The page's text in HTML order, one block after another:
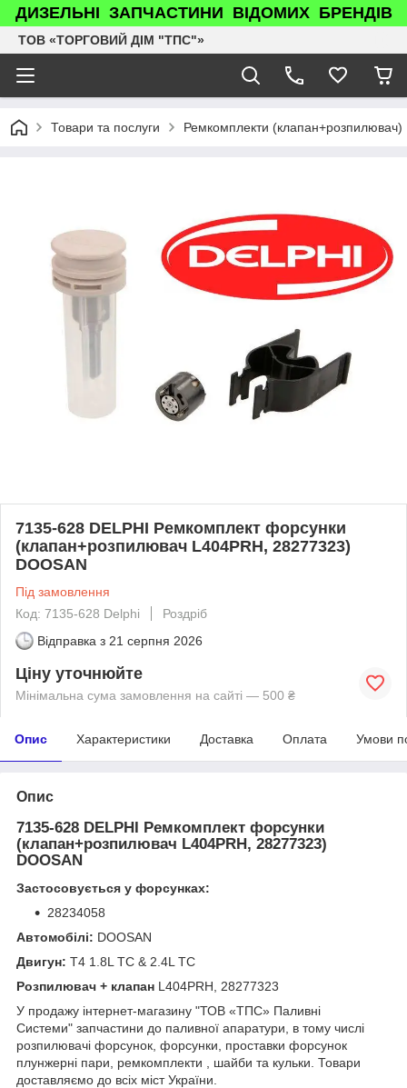
ДИЗЕЛЬНІ ЗАПЧАСТИНИ ВІДОМИХ БРЕНДІВ
ТОВ «ТОРГОВИЙ ДІМ "ТПС"»
Товари та послуги Ремкомплекти (клапан+розпилювач)
7135-628 DELPHI Ремкомплект форсунки
(клапан+розпилювач L404PRH, 28277323)
DOOSAN
Під замовлення
Код: 7135-628 Delphi
Роздріб
Відправка з 21 серпня 2026
Ціну уточнюйте
Мінімальна сума замовлення на сайті — 500 ₴
Опис Характеристики Доставка Оплата Умови
Опис
7135-628 DELPHI Ремкомплект форсунки
(клапан+розпилювач L404PRH, 28277323)
DOOSAN
Застосовується у форсунках:
28234058
Автомобілі: DOOSAN
Двигун: T4 1.8L TC & 2.4L TC
Розпилювач + клапан L404PRH, 28277323
У продажу інтернет-магазину "ТОВ «ТПС» Паливні
Системи" запчастини до паливної апаратури, в тому числі
розпилювачі форсунок, форсунки, проставки форсунок
плунжерні пари, ремкомплекти , шайби та кульки. Товари
доставляємо до всіх міст України.